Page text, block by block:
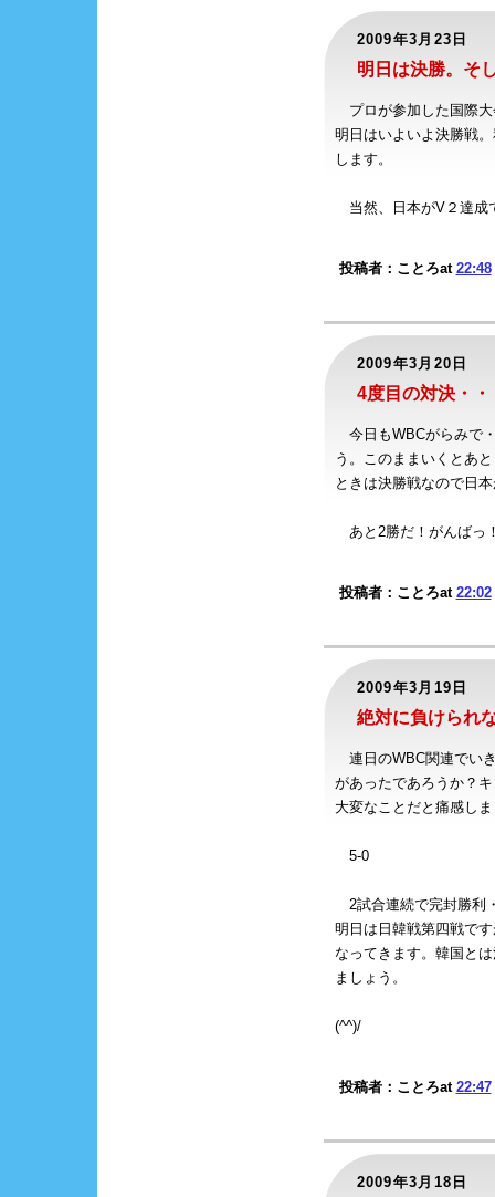
2009年3月23日
明日は決勝。そ
プロが参加した国際大
明日はいよいよ決勝戦
します。
当然、日本がV２達
投稿者：ことろat 22:48
2009年3月20日
4度目の対決・
今日もWBCがらみで
う。このままいくとあ
ときは決勝戦なので日
あと2勝だ！がんばっ
投稿者：ことろat 22:02
2009年3月19日
絶対に負けられ
連日のWBC関連でい
があったであろうか？
大変なことだと痛感し
5-0
2試合連続で完封勝利
明日は日韓戦第四戦で
なってきます。韓国と
ましょう。
(^^)/
投稿者：ことろat 22:47
2009年3月18日